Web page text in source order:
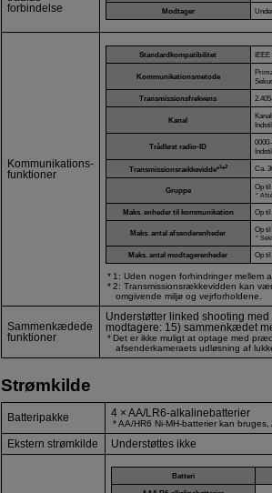
forbindelse
Modtager
Kommunikations-
funktioner
Standardkompatibilitet IEEE
Kommunikationsmetode
Transmissionsfrekvens
Kanal
Trådløst radio-ID
Transmissionsrækkevidde*1*2 Ca.
Gruppe Op
Maks. enheder til kommunikation Op til
Maks. antal afsenderenheder Op til
Maks. antal modtagerenheder Op til
1: Uden nogen forhindringer mellem
2: Transmissionsrækkevidden kan
omgivende miljø og vejrforholdene.
Sammenkædede
funktioner
Understøtter linked shooting
modtagere: 15) sammenkædet
Det er ikke muligt at optage med
afsenderkameraets udløsning af
Strømkilde
Batteripakke 4 × AA/LR6-alkalinebatterier
AA/HR6 Ni-MH-batterier kan
Ekstern strømkilde Understøttes ikke
Batteri